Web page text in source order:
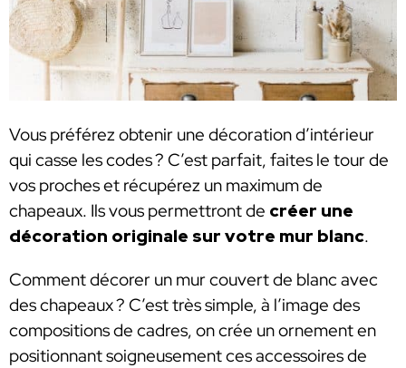
Vous préférez obtenir une décoration d’intérieur
qui casse les codes ? C’est parfait, faites le tour de
vos proches et récupérez un maximum de
chapeaux. Ils vous permettront de créer une
décoration originale sur votre mur blanc.
Comment décorer un mur couvert de blanc avec
des chapeaux ? C’est très simple, à l’image des
compositions de cadres, on crée un ornement en
positionnant soigneusement ces accessoires de